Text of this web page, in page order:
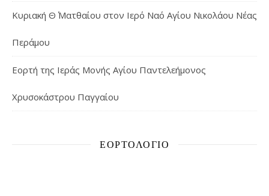
Κυριακή Θ΄ Ματθαίου στον Ιερό Ναό Αγίου Νικολάου Νέας
Περάμου
Εορτή της Ιεράς Μονής Αγίου Παντελεήμονος
Χρυσοκάστρου Παγγαίου
ΕΟΡΤΟΛΌΓΙΟ